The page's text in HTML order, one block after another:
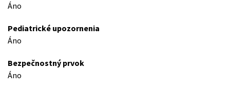
Áno
Pediatrické upozornenia
Áno
Bezpečnostný prvok
Áno